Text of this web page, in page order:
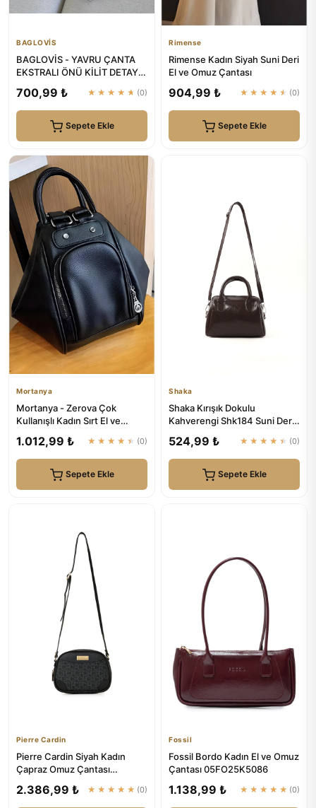
BAGLOVİS
BAGLOVİS - YAVRU ÇANTA
EKSTRALI ÖNÜ KİLİT DETAYLI
700,99 ₺ ★★★★★ (0)
Sepete Ekle
Rimense
Rimense Kadın Siyah Suni Deri
El ve Omuz Çantası
904,99 ₺ ★★★★★ (0)
Sepete Ekle
Mortanya
Mortanya - Zerova Çok
Kullanışlı Kadın Sırt El ve
1.012,99 ₺ ★★★★★ (0)
Sepete Ekle
Shaka
Shaka Kırışık Dokulu
Kahverengi Shk184 Suni Deri
524,99 ₺ ★★★★★ (0)
Sepete Ekle
Pierre Cardin
Pierre Cardin Siyah Kadın
Çapraz Omuz Çantası
2.386,99 ₺ ★★★★★ (0)
Fossil
Fossil Bordo Kadın El ve Omuz
Çantası 05FO25K5086
1.138,99 ₺ ★★★★★ (0)